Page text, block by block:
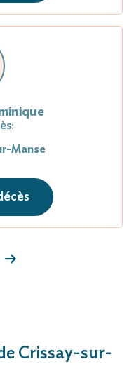
Manse
Crissay-sur-